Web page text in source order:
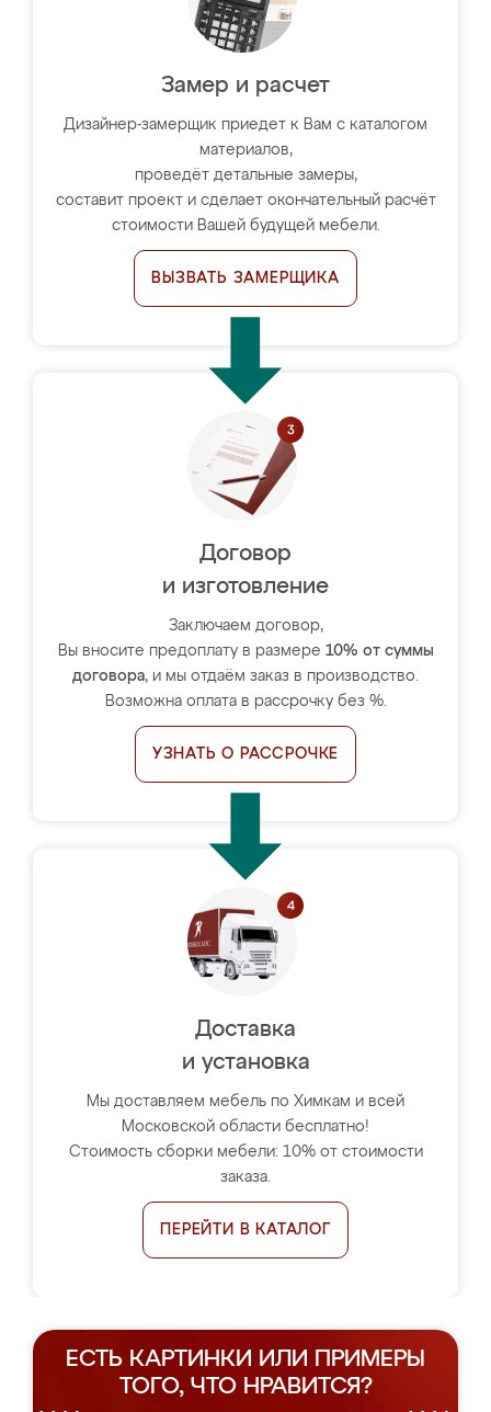
Замер и расчет
Дизайнер-замерщик приедет к Вам с каталогом
материалов,
проведёт детальные замеры,
составит проект и сделает окончательный расчёт
стоимости Вашей будущей мебели.
ВЫЗВАТЬ ЗАМЕРЩИКА
Договор
и изготовление
Заключаем договор,
Вы вносите предоплату в размере 10% от суммы
договора, и мы отдаём заказ в производство.
Возможна оплата в рассрочку без %.
УЗНАТЬ О РАССРОЧКЕ
Доставка
и установка
Мы доставляем мебель по Химкам и всей
Московской области бесплатно!
Стоимость сборки мебели: 10% от стоимости
заказа.
ПЕРЕЙТИ В КАТАЛОГ
ЕСТЬ КАРТИНКИ ИЛИ ПРИМЕРЫ
ТОГО, ЧТО НРАВИТСЯ?